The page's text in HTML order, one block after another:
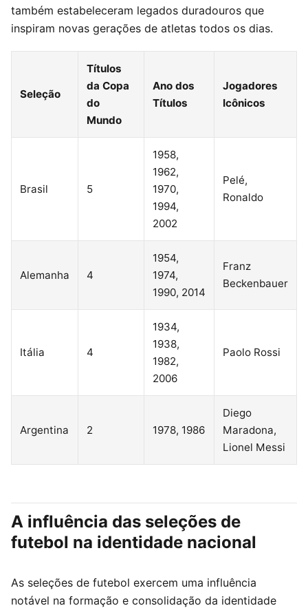
também estabeleceram legados duradouros que
inspiram novas gerações de atletas todos os dias.
Seleção
Títulos
da Copa
do
Mundo
Ano dos
Títulos
Jogadores
Icônicos
Brasil 5
1958,
1962,
1970,
1994,
2002
Pelé,
Ronaldo
Alemanha 4
1954,
1974,
1990, 2014
Franz
Beckenbauer
Itália 4
1934,
1938,
1982,
2006
Paolo Rossi
Argentina 2 1978, 1986
Diego
Maradona,
Lionel Messi
A influência das seleções de
futebol na identidade nacional
As seleções de futebol exercem uma influência
notável na formação e consolidação da identidade